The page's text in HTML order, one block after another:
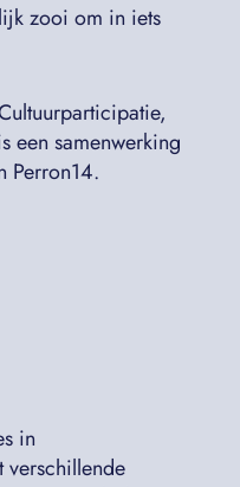
zooi om in iets
een samenwerking
Perron14.
in
verschillende